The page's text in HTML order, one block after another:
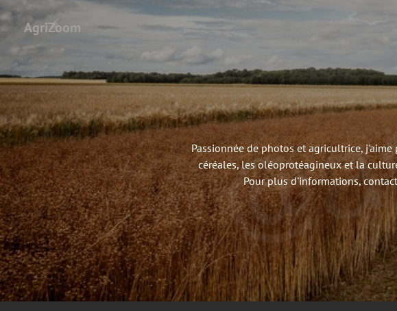
AgriZoom
Passionnée de photos et agricultrice,
céréales, les oléoprotéagineux et la
Pour plus d'informations,